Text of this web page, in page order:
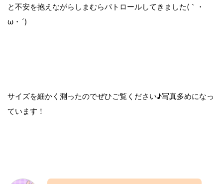
と不安を抱えながらしまむらパトロールしてきました(｀・
ω・´)ゞ
サイズを細かく測ったのでぜひご覧ください♪写真多めになっ
ています！